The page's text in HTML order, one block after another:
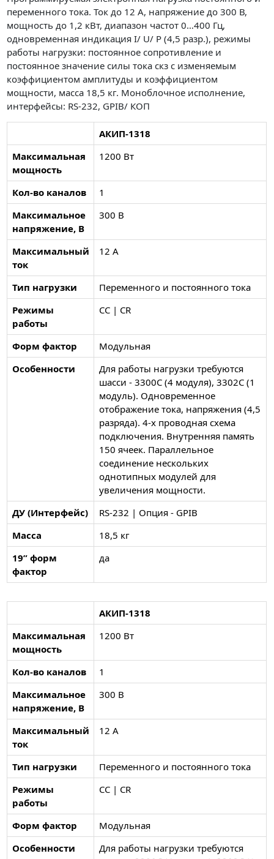
переменного тока. Ток до 12 А, напряжение до 300 В,
мощность до 1,2 кВт, диапазон частот 0…400 Гц,
одновременная индикация I/ U/ P (4,5 разр.), режимы
работы нагрузки: постоянное сопротивление и
постоянное значение силы тока скз с изменяемым
коэффициентом амплитуды и коэффициентом
мощности, масса 18,5 кг. Моноблочное исполнение,
интерфейсы: RS-232, GPIB/ КОП
АКИП-1318
Максимальная
мощность
1200 Вт
Кол-во каналов
1
Максимальное
напряжение, В
300 В
Максимальный
ток
12 А
Тип нагрузки
Переменного и постоянного тока
Режимы
работы
CC | CR
Форм фактор
Модульная
Особенности
Для работы нагрузки требуются
шасси - 3300C (4 модуля), 3302C (1
модуль). Одновременное
отображение тока, напряжения (4,5
разряда). 4-х проводная схема
подключения. Внутренняя память
150 ячеек. Параллельное
соединение нескольких
однотипных модулей для
увеличения мощности.
ДУ (Интерфейс)
RS-232 | Опция - GPIB
Масса
18,5 кг
19” форм
фактор
да
АКИП-1318
Максимальная
мощность
1200 Вт
Кол-во каналов
1
Максимальное
напряжение, В
300 В
Максимальный
ток
12 А
Тип нагрузки
Переменного и постоянного тока
Режимы
работы
CC | CR
Форм фактор
Модульная
Особенности
Для работы нагрузки требуются